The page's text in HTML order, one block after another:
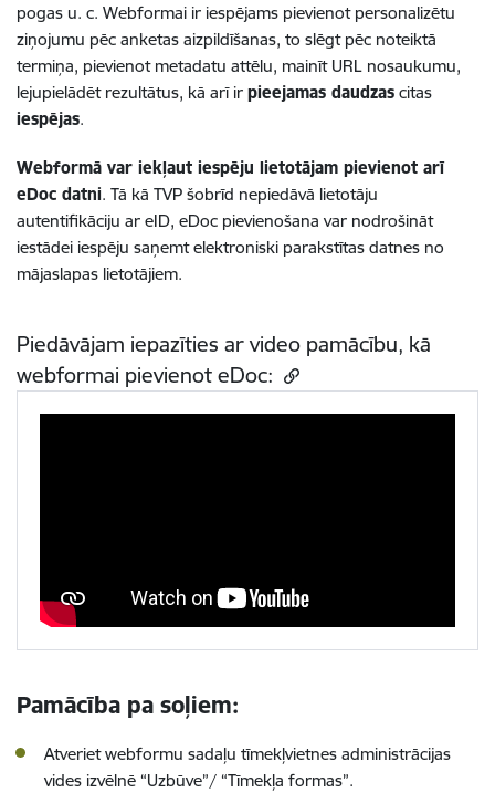
pogas u. c. Webformai ir iespējams pievienot personalizētu
ziņojumu pēc anketas aizpildīšanas, to slēgt pēc noteiktā
termiņa, pievienot metadatu attēlu, mainīt URL nosaukumu,
lejupielādēt rezultātus, kā arī ir pieejamas daudzas citas
iespējas.
Webformā var iekļaut iespēju lietotājam pievienot arī
eDoc datni. Tā kā TVP šobrīd nepiedāvā lietotāju
autentifikāciju ar eID, eDoc pievienošana var nodrošināt
iestādei iespēju saņemt elektroniski parakstītas datnes no
mājaslapas lietotājiem.
Piedāvājam iepazīties ar video pamācību, kā
webformai pievienot eDoc:
Pamācība pa soļiem:
Atveriet webformu sadaļu tīmekļvietnes administrācijas
vides izvēlnē “Uzbūve”/ “Tīmekļa formas”.